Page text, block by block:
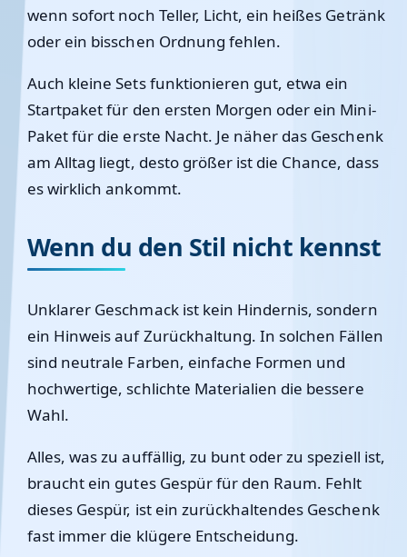
wenn sofort noch Teller, Licht, ein heißes Getränk
oder ein bisschen Ordnung fehlen.
Auch kleine Sets funktionieren gut, etwa ein
Startpaket für den ersten Morgen oder ein Mini-
Paket für die erste Nacht. Je näher das Geschenk
am Alltag liegt, desto größer ist die Chance, dass
es wirklich ankommt.
Wenn du den Stil nicht kennst
Unklarer Geschmack ist kein Hindernis, sondern
ein Hinweis auf Zurückhaltung. In solchen Fällen
sind neutrale Farben, einfache Formen und
hochwertige, schlichte Materialien die bessere
Wahl.
Alles, was zu auffällig, zu bunt oder zu speziell ist,
braucht ein gutes Gespür für den Raum. Fehlt
dieses Gespür, ist ein zurückhaltendes Geschenk
fast immer die klügere Entscheidung.